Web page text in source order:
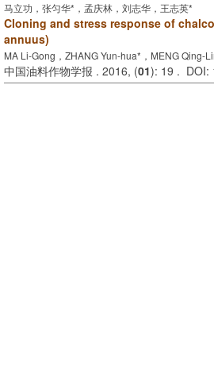
马立功，张匀华*，孟庆林，刘志华，王志英*
Cloning and stress response of
annuus)
MA Li-Gong，ZHANG Yun-hua*，MENG Qing-
中国油料作物学报 . 2016, (01): 19 . DOI: